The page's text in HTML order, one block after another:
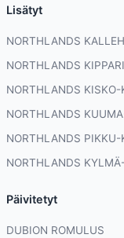
Lisätyt
NORTHLANDS
NORTHLANDS
NORTHLANDS KISKO-
NORTHLANDS
NORTHLANDS PIKKU-
NORTHLANDS
Päivitetyt
DUBION ROMULUS